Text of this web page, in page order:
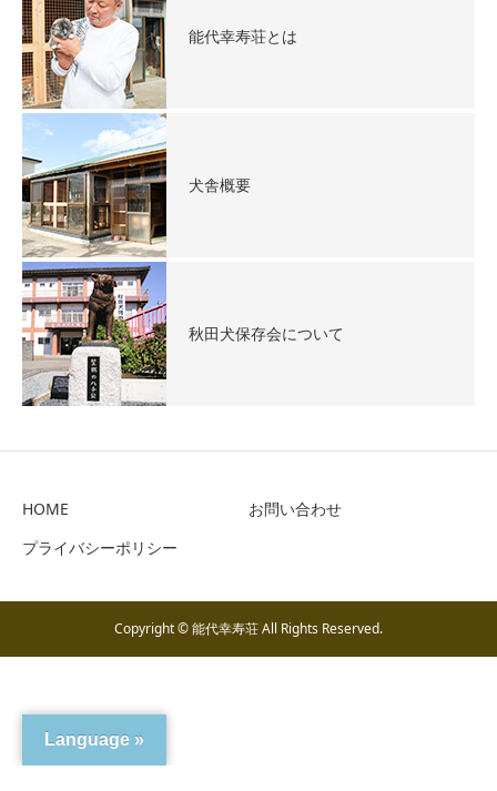
能代幸寿荘とは
犬舎概要
秋田犬保存会について
HOME
お問い合わせ
プライバシーポリシー
Copyright © 能代幸寿荘 All Rights Reserved.
Language »